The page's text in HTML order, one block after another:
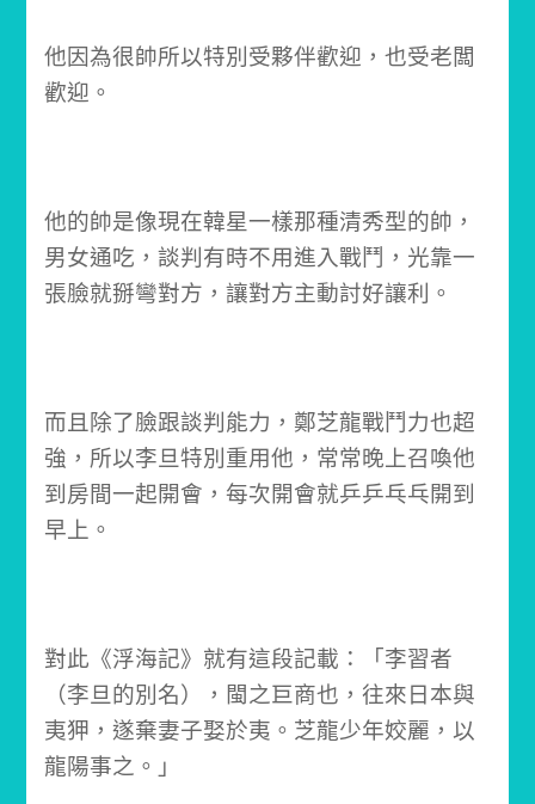
他因為很帥所以特別受夥伴歡迎，也受老闆
歡迎。
他的帥是像現在韓星一樣那種清秀型的帥，
男女通吃，談判有時不用進入戰鬥，光靠一
張臉就掰彎對方，讓對方主動討好讓利。
而且除了臉跟談判能力，鄭芝龍戰鬥力也超
強，所以李旦特別重用他， 常常晚上召喚他
到房間一起開會，每次開會就乒乒乓乓開到
早上。
對此《浮海記》就有這段記載：「李習者
（李旦的別名），閩之巨商也，往來日本與
夷狎，遂棄妻子娶於夷。芝龍少年姣麗，以
龍陽事之。」